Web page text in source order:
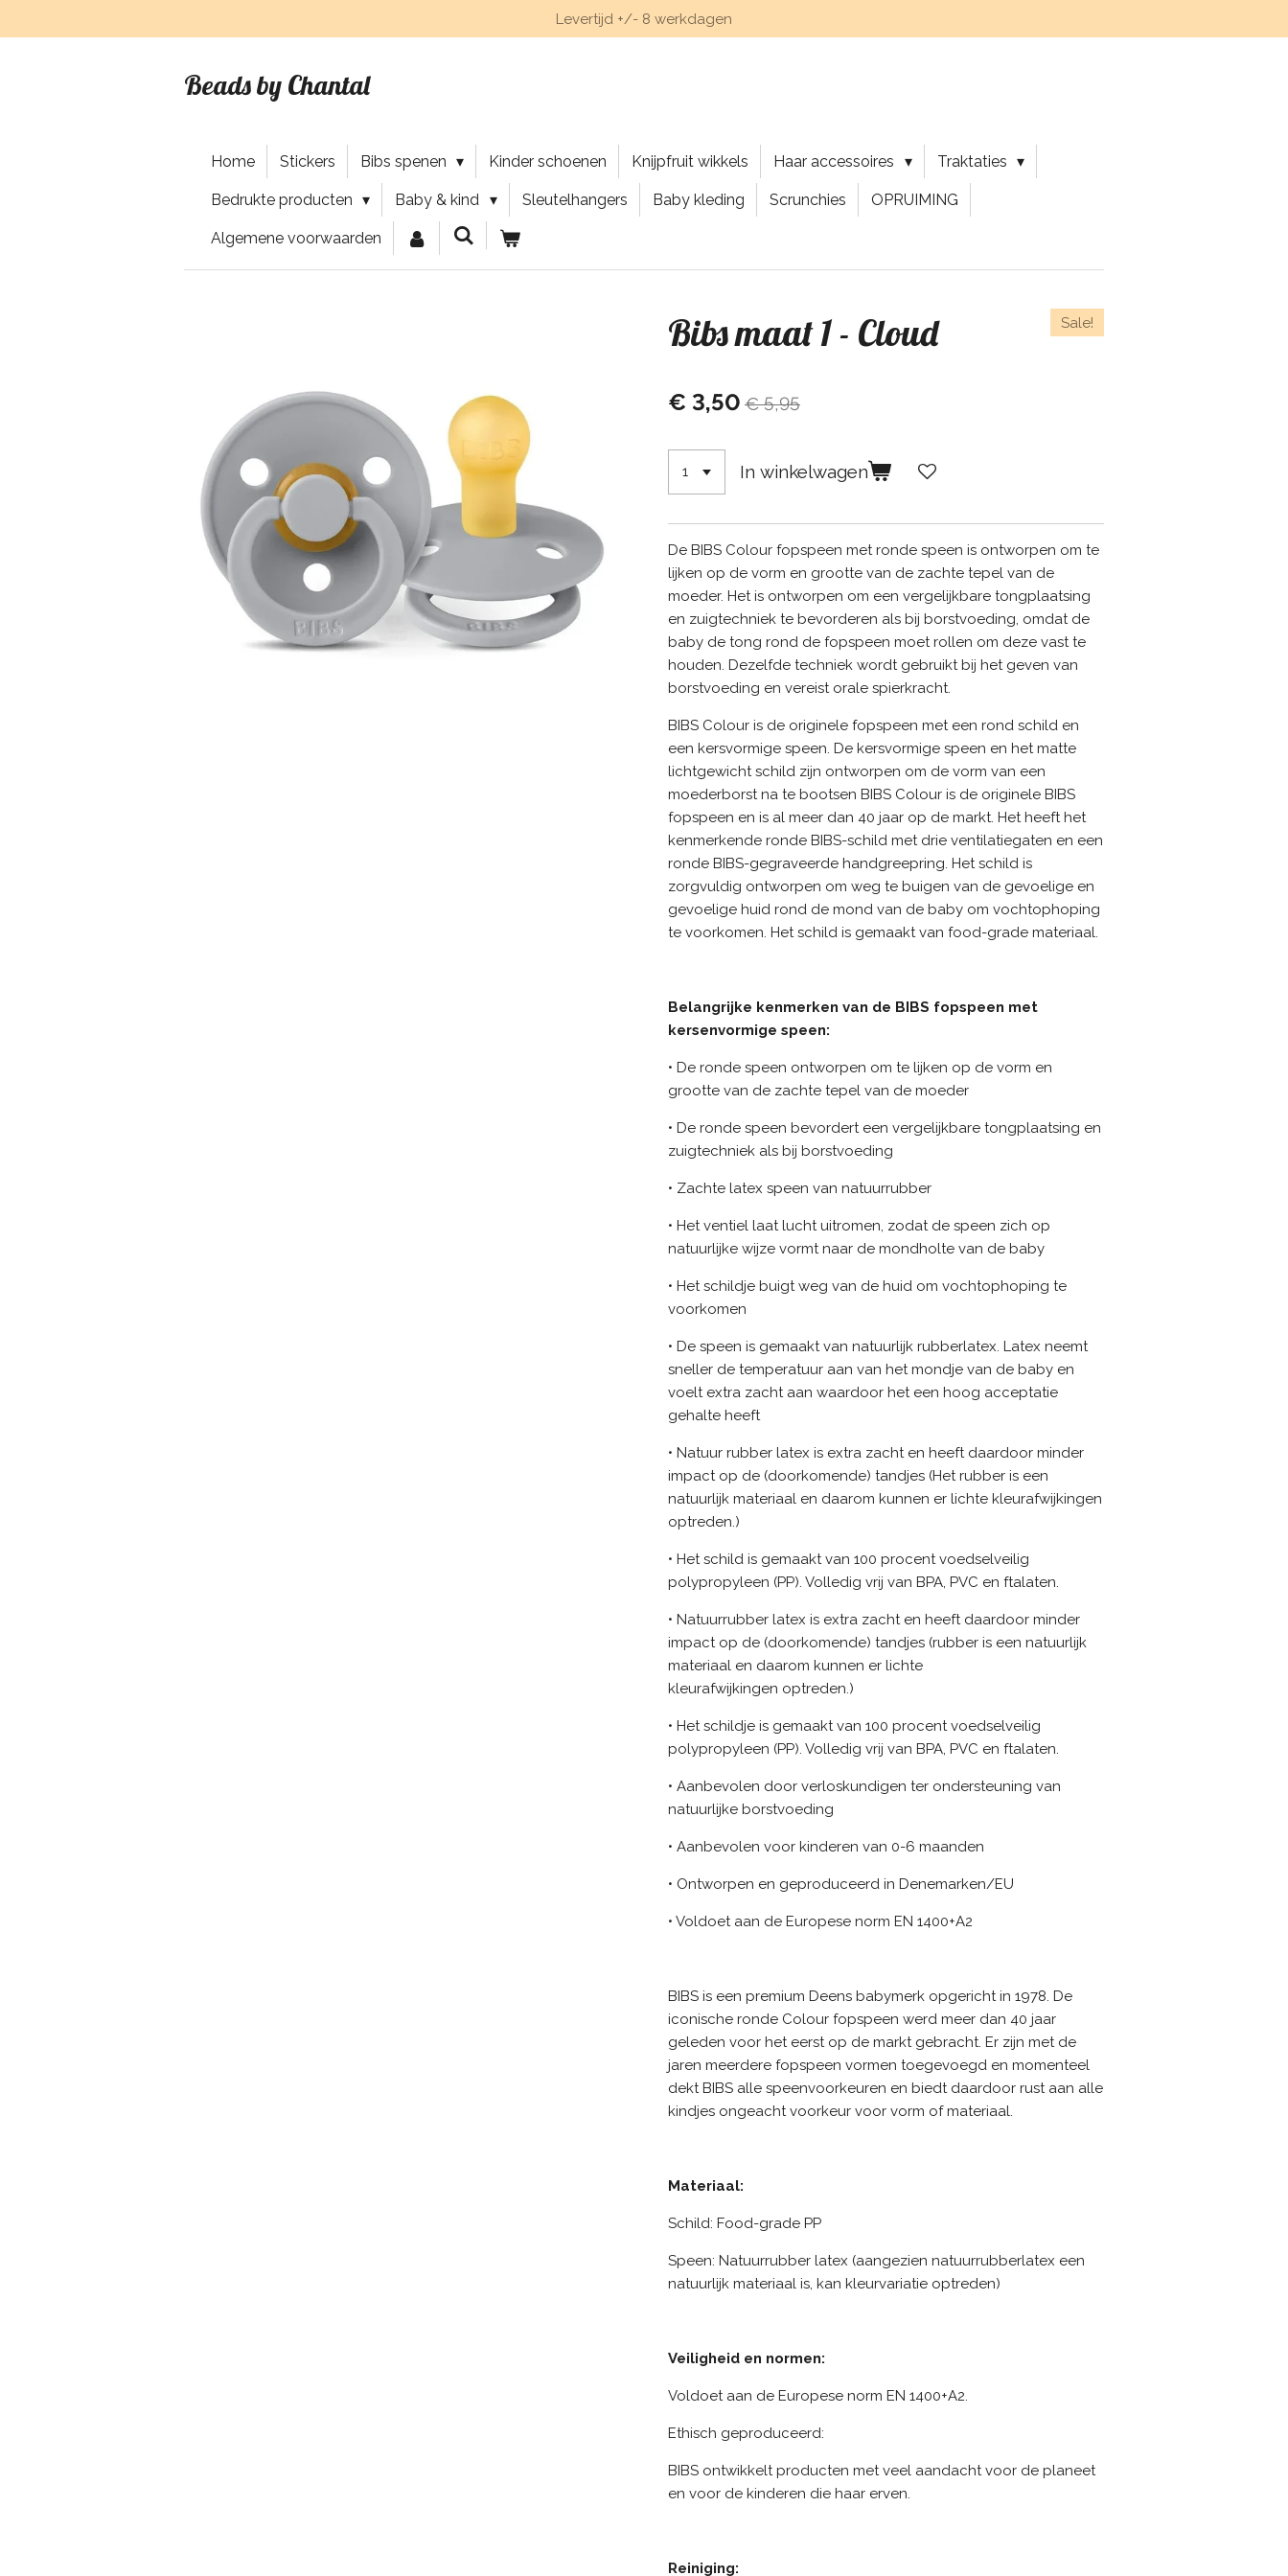
direct
Levertijd +/- 8 werkdagen
Beads by Chantal
Home Stickers Bibs spenen Kinder schoenen Knijpfruit wikkels Haar accessoires Traktaties
Bedrukte producten Baby & kind Sleutelhangers Baby kleding Scrunchies OPRUIMING
Algemene voorwaarden
Bibs maat 1 - Cloud Sale!
€ 3,50 € 5,95
In winkelwagen
De BIBS Colour fopspeen met ronde speen is ontworpen om te
lijken op de vorm en grootte van de zachte tepel van de
moeder. Het is ontworpen om een vergelijkbare tongplaatsing
en zuigtechniek te bevorderen als bij borstvoeding, omdat de
baby de tong rond de fopspeen moet rollen om deze vast te
houden. Dezelfde techniek wordt gebruikt bij het geven van
borstvoeding en vereist orale spierkracht.
BIBS Colour is de originele fopspeen met een rond schild en
een kersvormige speen. De kersvormige speen en het matte
lichtgewicht schild zijn ontworpen om de vorm van een
moederborst na te bootsen BIBS Colour is de originele BIBS
fopspeen en is al meer dan 40 jaar op de markt. Het heeft het
kenmerkende ronde BIBS-schild met drie ventilatiegaten en een
ronde BIBS-gegraveerde handgreepring. Het schild is
zorgvuldig ontworpen om weg te buigen van de gevoelige en
gevoelige huid rond de mond van de baby om vochtophoping
te voorkomen. Het schild is gemaakt van food-grade materiaal.
Belangrijke kenmerken van de BIBS fopspeen met
kersenvormige speen:
• De ronde speen ontworpen om te lijken op de vorm en
grootte van de zachte tepel van de moeder
• De ronde speen bevordert een vergelijkbare tongplaatsing en
zuigtechniek als bij borstvoeding
• Zachte latex speen van natuurrubber
• Het ventiel laat lucht uitromen, zodat de speen zich op
natuurlijke wijze vormt naar de mondholte van de baby
• Het schildje buigt weg van de huid om vochtophoping te
voorkomen
• De speen is gemaakt van natuurlijk rubberlatex. Latex neemt
sneller de temperatuur aan van het mondje van de baby en
voelt extra zacht aan waardoor het een hoog acceptatie
gehalte heeft
• Natuur rubber latex is extra zacht en heeft daardoor minder
impact op de (doorkomende) tandjes (Het rubber is een
natuurlijk materiaal en daarom kunnen er lichte kleurafwijkingen
optreden.)
• Het schild is gemaakt van 100 procent voedselveilig
polypropyleen (PP). Volledig vrij van BPA, PVC en ftalaten.
• Natuurrubber latex is extra zacht en heeft daardoor minder
impact op de (doorkomende) tandjes (rubber is een natuurlijk
materiaal en daarom kunnen er lichte
kleurafwijkingen optreden.)
• Het schildje is gemaakt van 100 procent voedselveilig
polypropyleen (PP). Volledig vrij van BPA, PVC en ftalaten.
• Aanbevolen door verloskundigen ter ondersteuning van
natuurlijke borstvoeding
• Aanbevolen voor kinderen van 0-6 maanden
• Ontworpen en geproduceerd in Denemarken/EU
• Voldoet aan de Europese norm EN 1400+A2
BIBS is een premium Deens babymerk opgericht in 1978. De
iconische ronde Colour fopspeen werd meer dan 40 jaar
geleden voor het eerst op de markt gebracht. Er zijn met de
jaren meerdere fopspeen vormen toegevoegd en momenteel
dekt BIBS alle speenvoorkeuren en biedt daardoor rust aan alle
kindjes ongeacht voorkeur voor vorm of materiaal.
Materiaal:
Schild: Food-grade PP
Speen: Natuurrubber latex (aangezien natuurrubberlatex een
natuurlijk materiaal is, kan kleurvariatie optreden)
Veiligheid en normen:
Voldoet aan de Europese norm EN 1400+A2.
Ethisch geproduceerd:
BIBS ontwikkelt producten met veel aandacht voor de planeet
en voor de kinderen die haar erven.
Reiniging: